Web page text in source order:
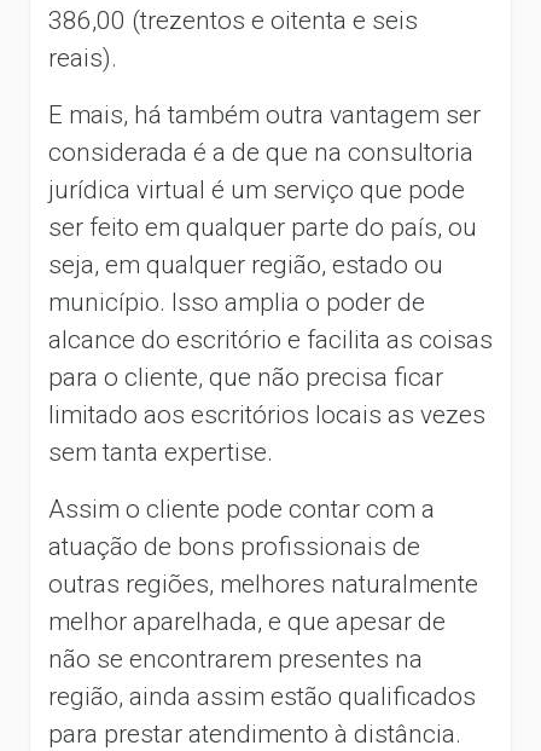
386,00 (trezentos e oitenta e seis
reais).
E mais, há também outra vantagem ser
considerada é a de que na consultoria
jurídica virtual é um serviço que pode
ser feito em qualquer parte do país, ou
seja, em qualquer região, estado ou
município. Isso amplia o poder de
alcance do escritório e facilita as coisas
para o cliente, que não precisa ficar
limitado aos escritórios locais as vezes
sem tanta expertise.
Assim o cliente pode contar com a
atuação de bons profissionais de
outras regiões, melhores naturalmente
melhor aparelhada, e que apesar de
não se encontrarem presentes na
região, ainda assim estão qualificados
para prestar atendimento à distância.